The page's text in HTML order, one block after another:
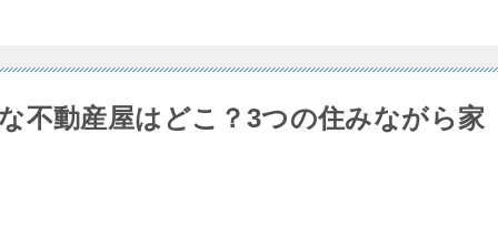
不動産屋はどこ？3つの住みながら家